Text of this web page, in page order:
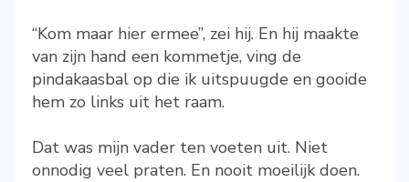
“Kom maar hier ermee”, zei hij. En hij maakte
van zijn hand een kommetje, ving de
pindakaasbal op die ik uitspuugde en gooide
hem zo links uit het raam.
Dat was mijn vader ten voeten uit. Niet
onnodig veel praten. En nooit moeilijk doen.